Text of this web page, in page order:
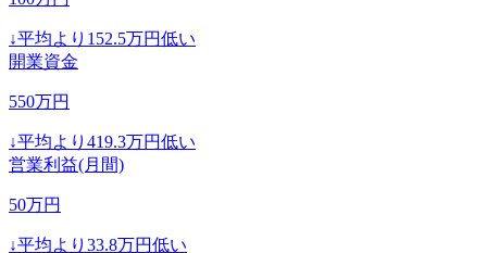
↓平均より 152.5万円低い
開業資金
550万円
↓平均より 419.3万円低い
営業利益(月間)
50万円
↓平均より 33.8万円低い